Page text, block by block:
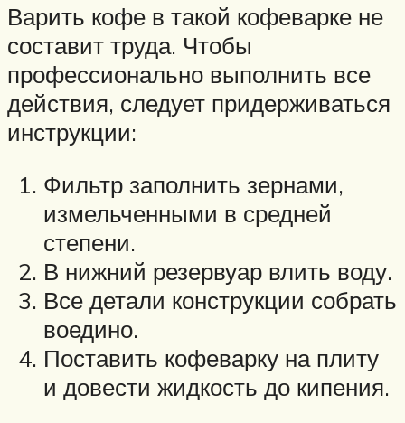
Варить кофе в такой кофеварке не
составит труда. Чтобы
профессионально выполнить все
действия, следует придерживаться
инструкции:
Фильтр заполнить зернами,
измельченными в средней
степени.
В нижний резервуар влить воду.
Все детали конструкции собрать
воедино.
Поставить кофеварку на плиту
и довести жидкость до кипения.